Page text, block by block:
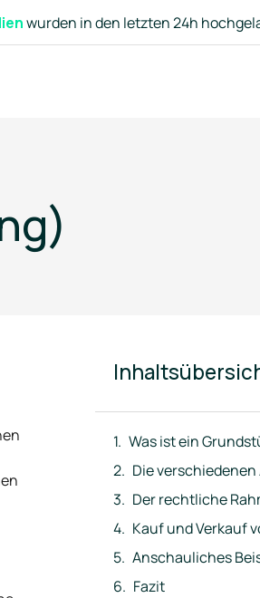
wurden in den letzten 24h
Was ist ein
Die
Der rechtliche
Kauf und Verkauf
Fazit